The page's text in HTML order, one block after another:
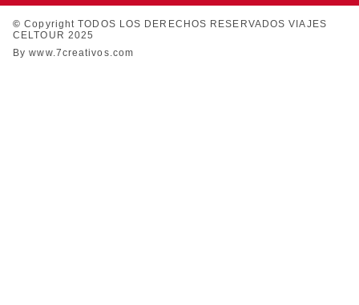
©Copyright TODOS LOS DERECHOS RESERVADOS VIAJES
CELTOUR 2025
By www.7creativos.com